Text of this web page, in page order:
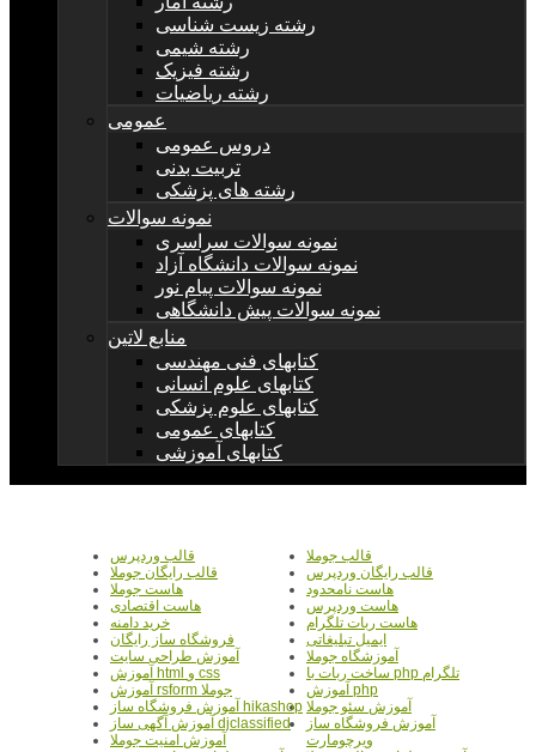
رشته زیست شناسی
رشته شیمی
رشته فیزیک
رشته ریاضیات
عمومی
دروس عمومی
تربیت بدنی
رشته های پزشکی
نمونه سوالات
نمونه سوالات سراسری
نمونه سوالات دانشگاه آزاد
نمونه سوالات پیام نور
نمونه سوالات پیش دانشگاهی
منابع لاتین
کتابهای فنی مهندسی
کتابهای علوم انسانی
کتابهای علوم پزشکی
کتابهای عمومی
کتابهای آموزشی
قالب جوملا
قالب وردپرس
قالب رایگان وردپرس
قالب رایگان جوملا
هاست نامحدود
هاست جوملا
هاست وردپرس
هاست اقتصادی
هاست ربات تلگرام
خرید دامنه
ایمیل تبلیغاتی
فروشگاه ساز رایگان
آموزشگاه جوملا
آموزش طراحی سایت
ساخت ربات با php تلگرام
آموزش html و css
آموزش php
آموزش rsform جوملا
آموزش سئو جوملا آموزش فروشگاه ساز hikashop
آموزش فروشگاه ساز
ویرچومارت
آموزش آگهی ساز djclassified
آموزش امنیت جوملا